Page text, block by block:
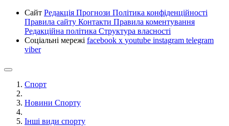
Сайт Редакція Прогнози Політика конфіденційності
Правила сайту Контакти Правила коментування
Редакційна політика Структура власності
Соціальні мережі facebook x youtube instagram telegram
viber
Спорт
Новини Спорту
Інші види спорту